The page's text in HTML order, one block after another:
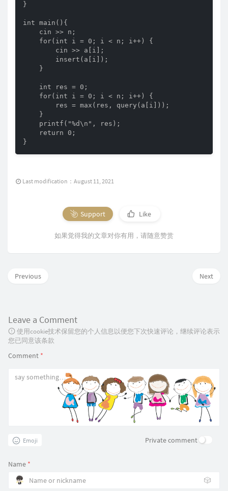
}
int main(){
    cin >> n;
    for(int i = 0; i < n; i++) {
        cin >> a[i];
        insert(a[i]);
    }
    int res = 0;
    for(int i = 0; i < n; i++) {
        res = max(res, query(a[i]));
    }
    printf("%d\n", res);
    return 0;
}
Last modification：August 11, 2021
Support Like
如果觉得我的文章对你有用，请随意赞赏
Next
Previous
Leave a Comment
使用cookie技术保留您的个人信息以便您下次快速评论，继续评论表示
您已同意该条款
Comment *
Emoji Private comment
Name *
🎲